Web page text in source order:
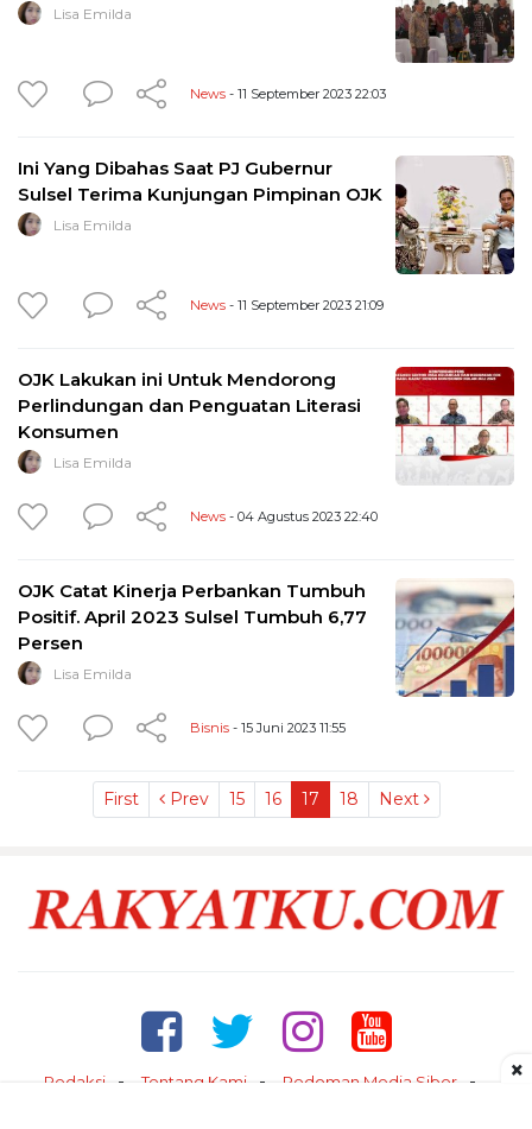
Lisa Emilda
News - 11 September 2023 22:03
Ini Yang Dibahas Saat PJ Gubernur
Sulsel Terima Kunjungan Pimpinan OJK
Lisa Emilda
News - 11 September 2023 21:09
OJK Lakukan ini Untuk Mendorong
Perlindungan dan Penguatan Literasi
Konsumen
Lisa Emilda
News - 04 Agustus 2023 22:40
OJK Catat Kinerja Perbankan Tumbuh
Positif. April 2023 Sulsel Tumbuh 6,77
Persen
Lisa Emilda
Bisnis - 15 Juni 2023 11:55
First Prev 15 16 17 18 Next
Redaksi Tentang Kami
Pedoman Media Siber
×